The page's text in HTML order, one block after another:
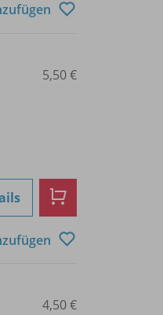
5,50 €
4,50 €